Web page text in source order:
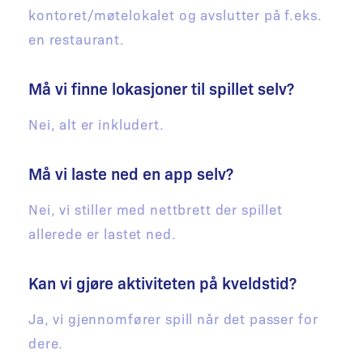
kontoret/møtelokalet og avslutter på f.eks.
en restaurant.
Må vi finne lokasjoner til spillet selv?
Nei, alt er inkludert.
Må vi laste ned en app selv?
Nei, vi stiller med nettbrett der spillet
allerede er lastet ned.
Kan vi gjøre aktiviteten på kveldstid?
Ja, vi gjennomfører spill når det passer for
dere.